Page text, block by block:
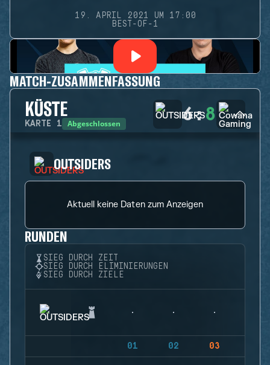
19. APRIL 2021 UM 17:00
BEST-OF-1
MATCH-ZUSAMMENFASSUNG
KÜSTE
KARTE 1 Abgeschlossen 6:8
OUTSIDERS
Aktuell keine Daten zum Anzeigen
RUNDEN
SIEG DURCH ZEIT
SIEG DURCH ELIMINIERUNGEN
SIEG DURCH ZIELE
01 02 03